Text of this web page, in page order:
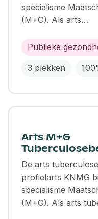
specialisme
(M+G). Als arts…
Publieke
3 plekken
Arts M+G
De arts
profielarts KNMG
specialisme
(M+G). Als arts